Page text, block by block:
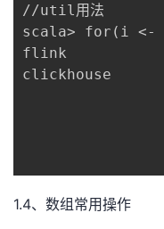
//util用法
scala> for(i
flink
clickhouse
1.4、数组常用操作